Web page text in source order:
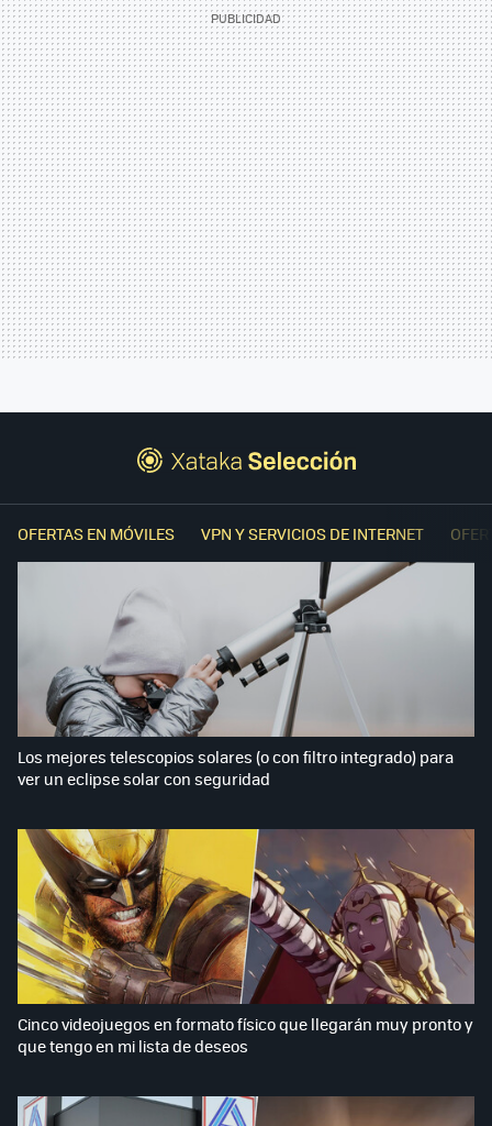
OFERTAS EN MÓVILES VPN Y SERVICIOS DE INTERNET
Los mejores telescopios solares (o con filtro integrado) para
ver un eclipse solar con seguridad
Cinco videojuegos en formato físico que llegarán muy pronto y
que tengo en mi lista de deseos